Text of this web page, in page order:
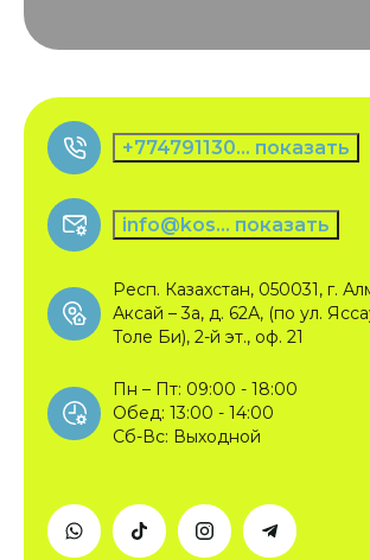
+774791130... показать
info@kos... показать
Респ. Казахстан, 050031, г.
Аксай – 3а, д. 62А, (по ул.
Толе Би), 2-й эт., оф. 21
Пн – Пт: 09:00 - 18:00
Обед: 13:00 - 14:00
Сб-Вс: Выходной